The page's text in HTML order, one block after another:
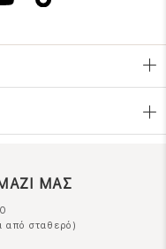
ΜΑΣ
από σταθερό)